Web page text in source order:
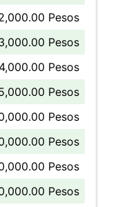
Pesos
Pesos
Pesos
Pesos
Pesos
Pesos
Pesos
Pesos